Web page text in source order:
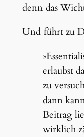
denn das
Und führt zu
erlaubst
zu
dann
Beitrag
wirklich